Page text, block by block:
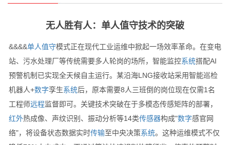
无人胜有人：单人值守技术的突破
&&&&单人值守模式正在现代工业运维中掀起一场效率革命。在变电
站、污水处理厂等传统需要多人轮岗的场所，智能监控系统搭配AI
预警机制已实现全天候自主运行。某沿海LNG接收站采用智能巡检
机器人+数字孪生系统后，原本需要8人三班倒的岗位现在仅需1名
工程师远程监督即可。关键技术突破在于多模态传感矩阵的部署，
红外热成像、声纹识别、振动分析等14类传感器构成"数字感官网
络"，将设备状态数据实时传输至中央决策系统。这种运维模式不仅